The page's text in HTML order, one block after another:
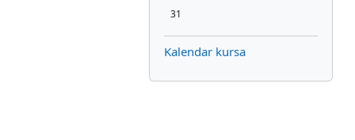
Nema događaja, понедељак, 31. август
31
Kalendar kursa